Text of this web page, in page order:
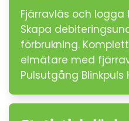
Fjärravläs och
Skapa
förbrukning.
elmätare med
Pulsutgång Blinkpuls